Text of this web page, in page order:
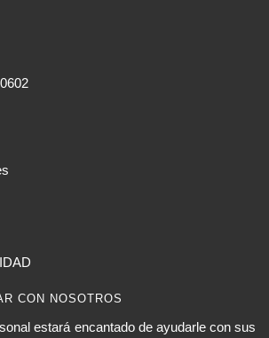
CON NOSOTROS
estará encantado de ayudarle con sus